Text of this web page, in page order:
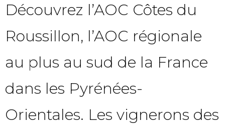
Découvrez l’AOC Côtes du
Roussillon, l’AOC régionale
au plus au sud de la France
dans les Pyrénées-
Orientales. Les vignerons des